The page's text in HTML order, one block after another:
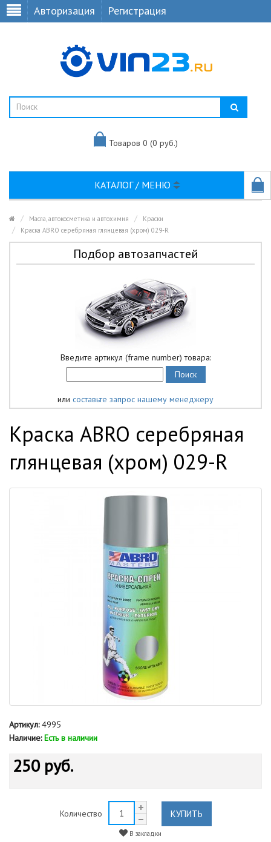
Авторизация Регистрация
Товаров 0 (0 руб.)
КАТАЛОГ / МЕНЮ
Масла, автокосметика и автохимия
Краски
Краска ABRO серебряная глянцевая (хром) 029-R
Подбор автозапчастей
Введите артикул (frame number) товара:
или составьте запрос нашему менеджеру
Краска ABRO серебряная
глянцевая (хром) 029-R
Артикул:4995
Наличие: Есть в наличии
250 руб.
Количество КУПИТЬ
В закладки